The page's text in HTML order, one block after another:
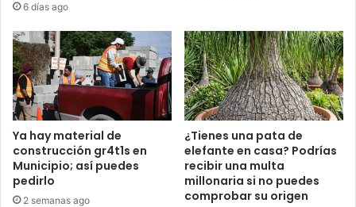
6 días ago
Ya hay material de
construcción gr4t1s en
Municipio; así puedes
pedirlo
2 semanas ago
¿Tienes una pata de
elefante en casa? Podrías
recibir una multa
millonaria si no puedes
comprobar su origen